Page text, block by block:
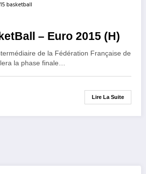
2015 : BasketBall – Euro 2015 (H)
de la Fédération Française de
la phase finale…
Lire La Suite